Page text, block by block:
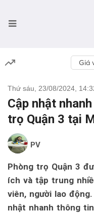
Giá
Thứ sáu, 23/08/2024,
Cập nhật
trọ Quận 3 tại
PV
Phòng trọ Quận 3
ích và tập trung
viên, người lao
nhật nhanh thông